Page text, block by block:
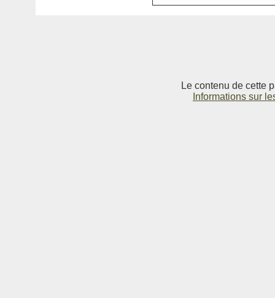
Le contenu de cette
Informations sur